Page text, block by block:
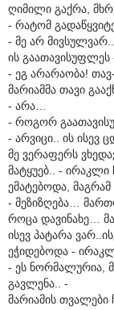
ღიმილი გაქრა,
- რატომ
- მე არ
ის
- ეგ არარაობა!
მარიამმა თავი
- არა…
- როგორ
- არვიცი.. ის ისევ
მე ვერაფერს
მატყუებ.. -
ემატებოდა, მაგრამ
- მეზიზღება…
როცა დავინახე…
ისევ პატარა
ეჭიდებოდა -
- ეს ნორმალურია,
გავლენა.. -
მარიამის